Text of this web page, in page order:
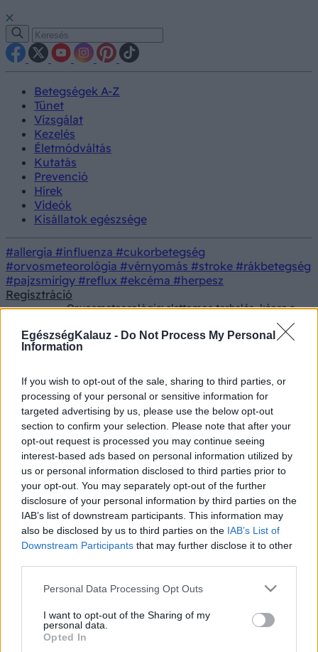
EgészségKalauz - Do Not Process My Personal
Information
If you wish to opt-out of the sale, sharing to third parties, or
processing of your personal or sensitive information for
targeted advertising by us, please use the below opt-out
section to confirm your selection. Please note that after your
opt-out request is processed you may continue seeing
interest-based ads based on personal information utilized by
us or personal information disclosed to third parties prior to
your opt-out. You may separately opt-out of the further
disclosure of your personal information by third parties on the
IAB’s list of downstream participants. This information may
also be disclosed by us to third parties on the IAB’s List of
Downstream Participants that may further disclose it to other
Please note that this website/app uses one or more Google
not limited to your visit or usage behaviour. You may click to
grant or deny consent to Google and its third-party tags to
use your data for below specified purposes in below Google
Personal Data Processing Opt Outs
I want to opt-out of the Sharing of my
personal data.
Opted In
Betegségek A-Z
Tünet
Vizsgálat
Kezelés
Életmódváltás
Kutatás
Prevenció
Hírek
Videók
Kisállatok egészsége
#allergia #influenza #cukorbetegség
#orvosmeteorológia #vérnyomás #stroke #rákbetegség
#pajzsmirigy #reflux #ekcéma #herpesz
Regisztráció
Orvosmeteorológia: alattomos terhelés, káosz a
közérzete lesz szerdán
terhelés, káosz a légkörben! Ne
lepődjön meg, ha különös
közérzete lesz szerdán